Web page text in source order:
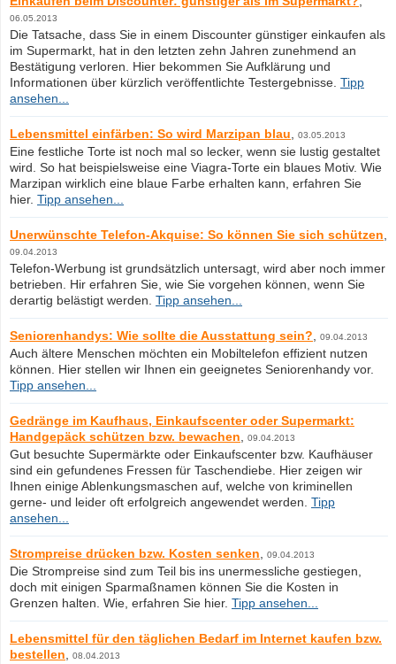
06.05.2013
Die Tatsache, dass Sie in einem Discounter günstiger einkaufen als
im Supermarkt, hat in den letzten zehn Jahren zunehmend an
Bestätigung verloren. Hier bekommen Sie Aufklärung und
Informationen über kürzlich veröffentlichte Testergebnisse. Tipp
ansehen...
Lebensmittel einfärben: So wird Marzipan blau 03.05.2013
Eine festliche Torte ist noch mal so lecker, wenn sie lustig gestaltet
wird. So hat beispielsweise eine Viagra-Torte ein blaues Motiv. Wie
Marzipan wirklich eine blaue Farbe erhalten kann, erfahren Sie
hier. Tipp ansehen...
Unerwünschte Telefon-Akquise: So können Sie sich schützen
09.04.2013
Telefon-Werbung ist grundsätzlich untersagt, wird aber noch immer
betrieben. Hir erfahren Sie, wie Sie vorgehen können, wenn Sie
derartig belästigt werden. Tipp ansehen...
Seniorenhandys: Wie sollte die Ausstattung sein? 09.04.2013
Auch ältere Menschen möchten ein Mobiltelefon effizient nutzen
können. Hier stellen wir Ihnen ein geeignetes Seniorenhandy vor.
Tipp ansehen...
Gedränge im Kaufhaus, Einkaufscenter oder Supermarkt:
Handgepäck schützen bzw. bewachen
09.04.2013
Gut besuchte Supermärkte oder Einkaufscenter bzw. Kaufhäuser
sind ein gefundenes Fressen für Taschendiebe. Hier zeigen wir
Ihnen einige Ablenkungsmaschen auf, welche von kriminellen
gerne- und leider oft erfolgreich angewendet werden. Tipp
ansehen...
Strompreise drücken bzw. Kosten senken 09.04.2013
Die Strompreise sind zum Teil bis ins unermessliche gestiegen,
doch mit einigen Sparmaßnamen können Sie die Kosten in
Grenzen halten. Wie, erfahren Sie hier. Tipp ansehen...
Lebensmittel für den täglichen Bedarf im Internet kaufen bzw.
bestellen
08.04.2013